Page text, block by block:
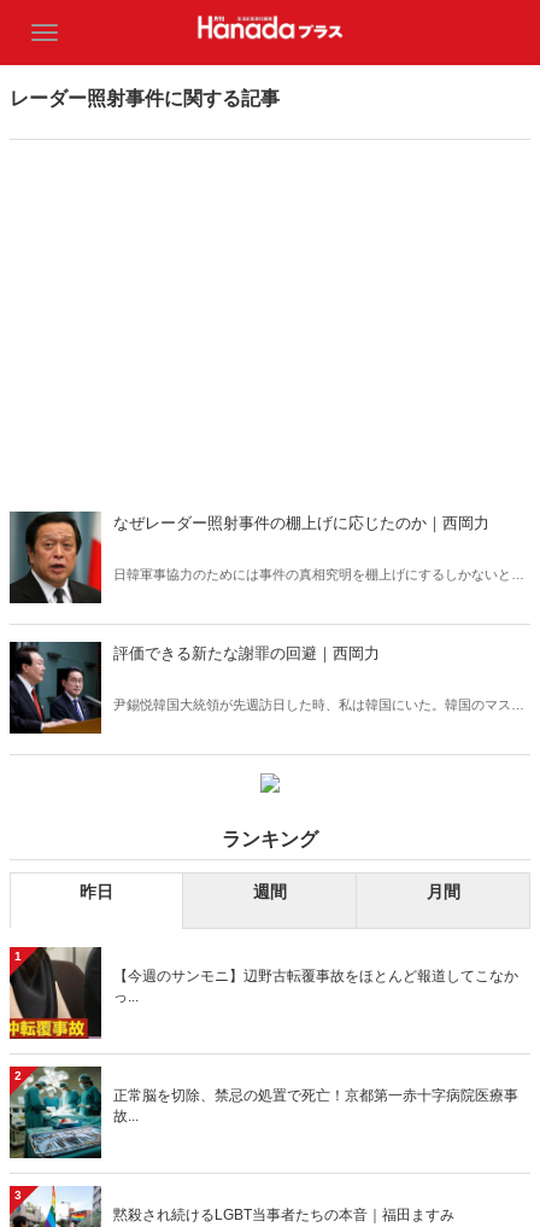
レーダー照射事件に関する記事
なぜレーダー照射事件の棚上げに応じたのか｜西岡力
日韓軍事協力のためには事件の真相究明を棚上げにするしかないと日
評価できる新たな謝罪の回避｜西岡力
尹錫悦韓国大統領が先週訪日した時、私は韓国にいた。韓国のマスコ
ランキング
昨日 週間 月間
1
【今週のサンモニ】辺野古転覆事故をほとんど報道してこなか
っ...
2
正常脳を切除、禁忌の処置で死亡！京都第一赤十字病院医療事
故...
3
黙殺され続けるLGBT当事者たちの本音｜福田ますみ